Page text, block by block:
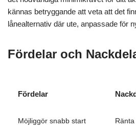
kännas betryggande att veta att det
lånealternativ där ute, anpassade för
Fördelar och
Fördelar
Möjliggör snabb start